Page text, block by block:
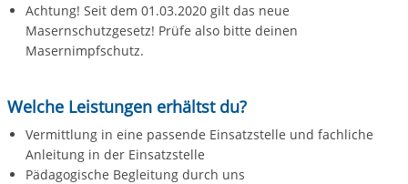
Achtung! Seit dem 01.03.2020 gilt das neue
Masernschutzgesetz! Prüfe also bitte deinen
Masernimpfschutz.
Welche Leistungen erhältst du?
Vermittlung in eine passende Einsatzstelle und fachliche
Anleitung in der Einsatzstelle
Pädagogische Begleitung durch uns